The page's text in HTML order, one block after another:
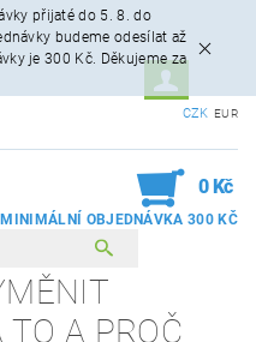
přijaté do 5. 8. do
budeme odesílat až
je 300 Kč. Děkujeme za
CZK EUR
0 Kč
A PROČ